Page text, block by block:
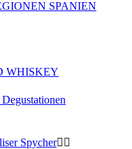
SPANIEN
WHISKEY
Spycher 